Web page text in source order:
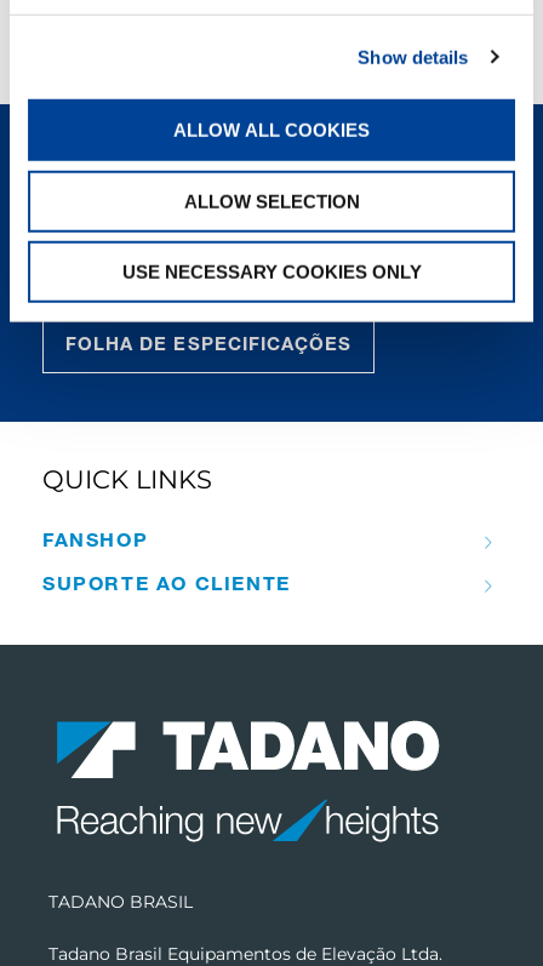
Show details
ALLOW ALL COOKIES
ALLOW SELECTION
USE NECESSARY COOKIES ONLY
extensão dos estabilizadores, a posição de giro,
atual do moitão, o que simplifica as operações.
FICHA TÉCNICA DESTAQUES
FOLHA DE ESPECIFICAÇÕES
QUICK LINKS
FANSHOP
SUPORTE AO CLIENTE
TADANO BRASIL
Tadano Brasil Equipamentos de Elevação Ltda.